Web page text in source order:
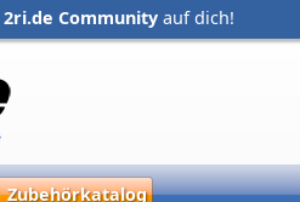
2ri.de Community auf dich!
Zubehörkatalog